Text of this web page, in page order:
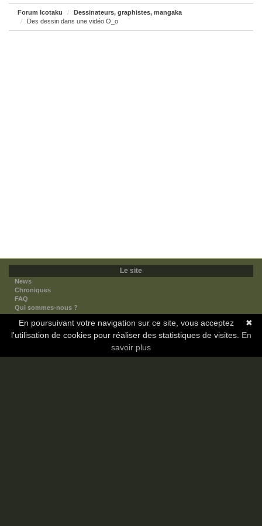
Forum Icotaku
Dessinateurs, graphistes, mangaka
Des dessin dans une vidéo O_o
Le site
News
Chroniques
FAQ
Qui sommes-nous ?
Nos partenaires
Faites-nous connaitre
Nous contacter
✖
En poursuivant votre navigation sur ce site, vous acceptez
l'utilisation de cookies pour réaliser des statistiques de visites. En
savoir plus